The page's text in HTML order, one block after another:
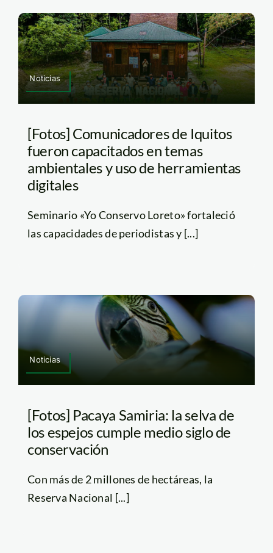
Noticias
[Fotos] Comunicadores de Iquitos
fueron capacitados en temas
ambientales y uso de herramientas
digitales
Seminario «Yo Conservo Loreto» fortaleció
las capacidades de periodistas y [...]
Noticias
[Fotos] Pacaya Samiria: la selva de
los espejos cumple medio siglo de
conservación
Con más de 2 millones de hectáreas, la
Reserva Nacional [...]